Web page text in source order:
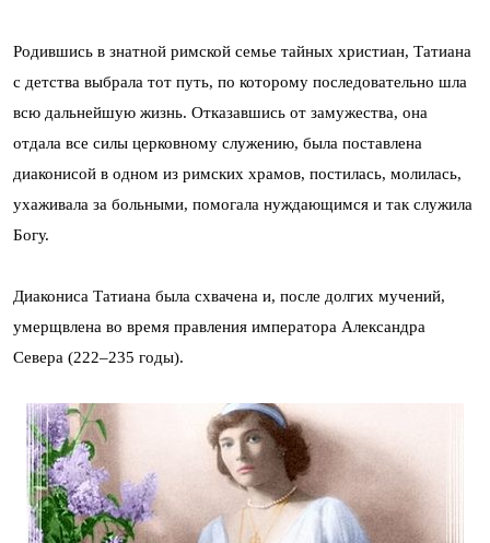
Родившись в знатной римской семье тайных христиан, Татиана
с детства выбрала тот путь, по которому последовательно шла
всю дальнейшую жизнь. Отказавшись от замужества, она
отдала все силы церковному служению, была поставлена
диаконисой в одном из римских храмов, постилась, молилась,
ухаживала за больными, помогала нуждающимся и так служила
Богу.
Диакониса Татиана была схвачена и, после долгих мучений,
умерщвлена во время правления императора Александра
Севера (222–235 годы).